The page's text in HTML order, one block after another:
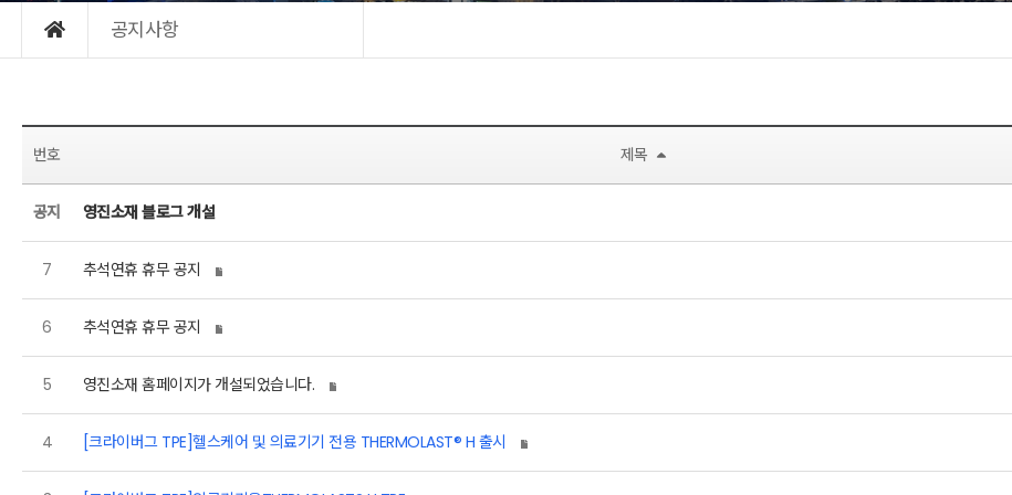
공지사항
번호 제목
공지 영진소재 블로그 개설
7 추석연휴 휴무 공지
6 추석연휴 휴무 공지
5 영진소재 홈페이지가 개설되었습니다.
4 [크라이버그 TPE]헬스케어 및 의료기기 전용 THERMOLAST® H 출시